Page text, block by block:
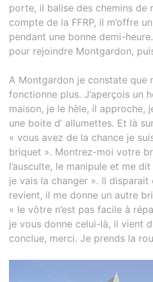
porte, il balise des chemins de
compte de la FFRP, il m’offre
pendant une bonne demi-
pour rejoindre Montgardon,
A Montgardon je constate que
fonctionne plus. J’aperçois un
maison, je le hèle, il approche,
une boite d’ allumettes. Et là
« vous avez de la chance je
briquet ». Montrez-moi votre
l’ausculte, le manipule et me
je vais la changer ». Il disparait
revient, il me donne un autre
« le vôtre n’est pas facile à
je vous donne celui-là, il vient
conclue, merci. Je prends la